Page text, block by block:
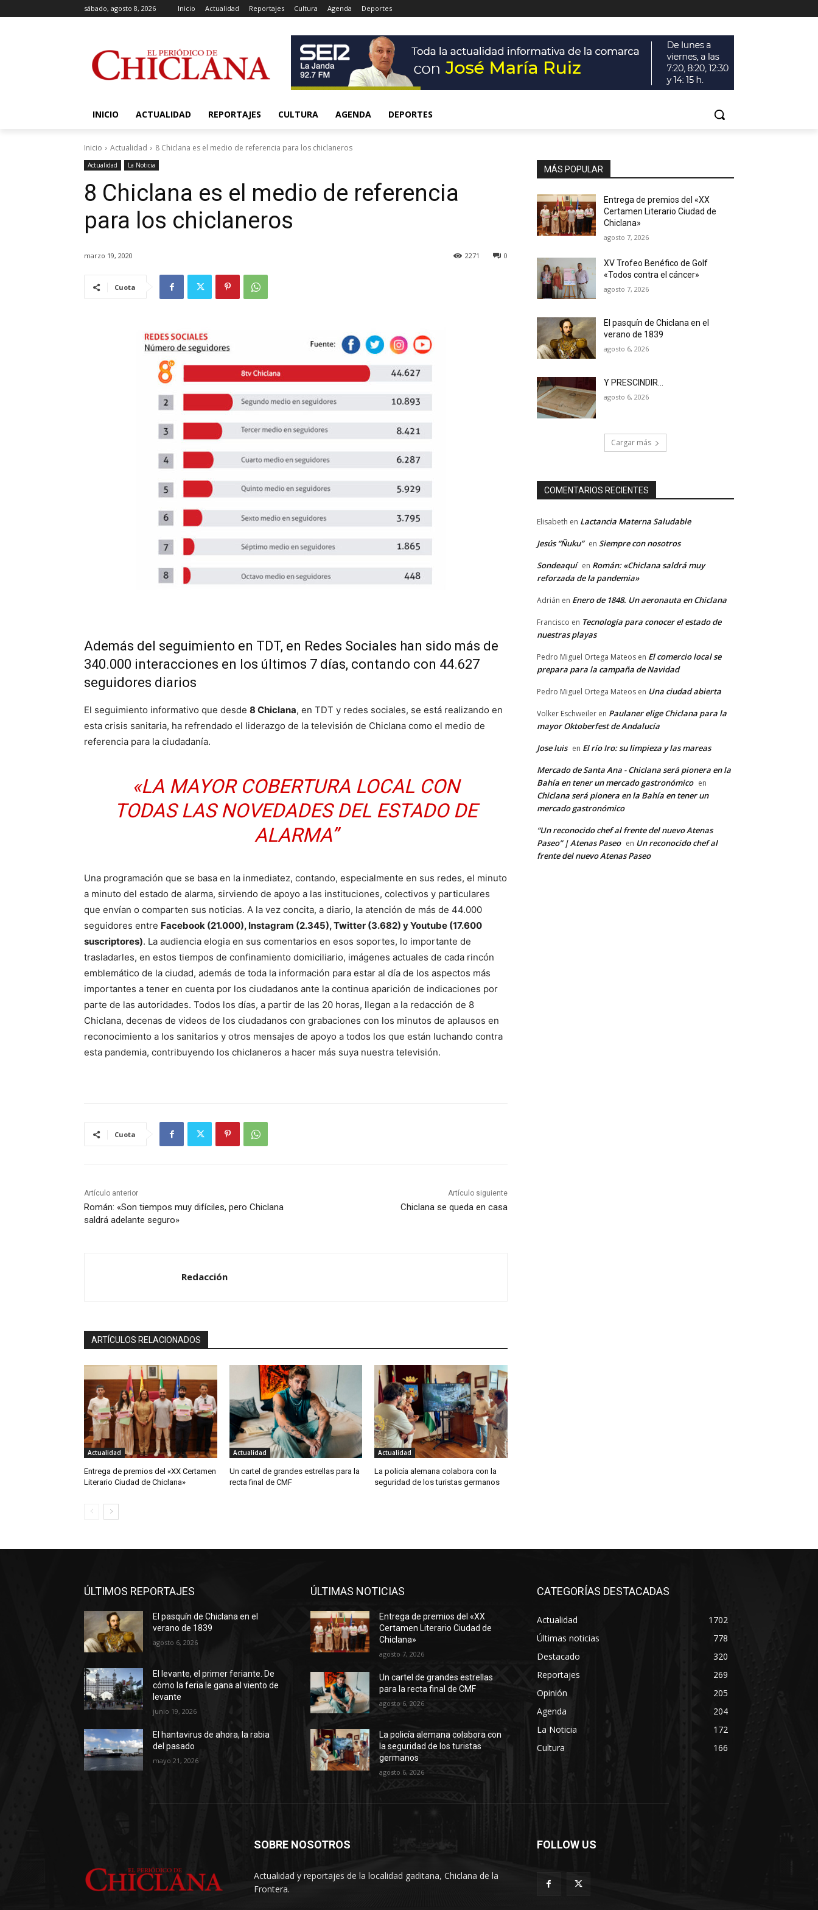
sábado, agosto 8, 2026 Inicio Actualidad Reportajes Cultura Agenda Deportes
INICIO ACTUALIDAD REPORTAJES CULTURA AGENDA DEPORTES
Inicio Actualidad 8 Chiclana es el medio de referencia para los chiclaneros
Actualidad La Noticia
8 Chiclana es el medio de referencia
para los chiclaneros
marzo 19, 2020 0
2271
Cuota
Además del seguimiento en TDT, en Redes Sociales han sido más de
340.000 interacciones en los últimos 7 días, contando con 44.627
seguidores diarios
El seguimiento informativo que desde 8 Chiclana, en TDT y redes sociales, se está realizando en
esta crisis sanitaria, ha refrendado el liderazgo de la televisión de Chiclana como el medio de
referencia para la ciudadanía.
«LA MAYOR COBERTURA LOCAL CON
TODAS LAS NOVEDADES DEL ESTADO DE
ALARMA”
Una programación que se basa en la inmediatez, contando, especialmente en sus redes, el minuto
a minuto del estado de alarma, sirviendo de apoyo a las instituciones, colectivos y particulares
que envían o comparten sus noticias. A la vez concita, a diario, la atención de más de 44.000
seguidores entre Facebook (21.000), Instagram (2.345), Twitter (3.682) y Youtube (17.600
suscriptores). La audiencia elogia en sus comentarios en esos soportes, lo importante de
trasladarles, en estos tiempos de confinamiento domiciliario, imágenes actuales de cada rincón
emblemático de la ciudad, además de toda la información para estar al día de los aspectos más
importantes a tener en cuenta por los ciudadanos ante la continua aparición de indicaciones por
parte de las autoridades. Todos los días, a partir de las 20 horas, llegan a la redacción de 8
Chiclana, decenas de videos de los ciudadanos con grabaciones con los minutos de aplausos en
reconocimiento a los sanitarios y otros mensajes de apoyo a todos los que están luchando contra
esta pandemia, contribuyendo los chiclaneros a hacer más suya nuestra televisión.
Cuota
Artículo anterior
Román: «Son tiempos muy difíciles, pero Chiclana
saldrá adelante seguro»
Artículo siguiente
Chiclana se queda en casa
Redacción
ARTÍCULOS RELACIONADOS
Actualidad
Entrega de premios del «XX Certamen
Literario Ciudad de Chiclana»
Actualidad
Un cartel de grandes estrellas para la
recta final de CMF
Actualidad
La policía alemana colabora con la
seguridad de los turistas germanos
MÁS POPULAR
Entrega de premios del «XX
Certamen Literario Ciudad de
Chiclana»
agosto 7, 2026
XV Trofeo Benéfico de Golf
«Todos contra el cáncer»
agosto 7, 2026
El pasquín de Chiclana en el
verano de 1839
agosto 6, 2026
Y PRESCINDIR…
agosto 6, 2026
Cargar más
COMENTARIOS RECIENTES
Elisabeth en Lactancia Materna Saludable
Jesús “Ñuku” en Siempre con nosotros
Sondeaquí en Román: «Chiclana saldrá muy
reforzada de la pandemia»
Adrián en Enero de 1848. Un aeronauta en Chiclana
Francisco en Tecnología para conocer el estado de
nuestras playas
Pedro Miguel Ortega Mateos en El comercio local se
prepara para la campaña de Navidad
Pedro Miguel Ortega Mateos en Una ciudad abierta
Volker Eschweiler en Paulaner elige Chiclana para la
mayor Oktoberfest de Andalucía
Jose luis en El río Iro: su limpieza y las mareas
Mercado de Santa Ana - Chiclana será pionera en la
Bahía en tener un mercado gastronómico en
Chiclana será pionera en la Bahía en tener un
mercado gastronómico
“Un reconocido chef al frente del nuevo Atenas
Paseo” | Atenas Paseo en Un reconocido chef al
frente del nuevo Atenas Paseo
ÚLTIMOS REPORTAJES
El pasquín de Chiclana en el
verano de 1839
agosto 6, 2026
El levante, el primer feriante. De
cómo la feria le gana al viento de
levante
junio 19, 2026
El hantavirus de ahora, la rabia
del pasado
mayo 21, 2026
ÚLTIMAS NOTICIAS
Entrega de premios del «XX
Certamen Literario Ciudad de
Chiclana»
agosto 7, 2026
Un cartel de grandes estrellas
para la recta final de CMF
agosto 6, 2026
La policía alemana colabora con
la seguridad de los turistas
germanos
agosto 6, 2026
CATEGORÍAS DESTACADAS
Actualidad
1702
Últimas noticias
778
Destacado
320
Reportajes
269
Opinión
205
Agenda
204
La Noticia
172
Cultura
166
SOBRE NOSOTROS
Actualidad y reportajes de la localidad gaditana, Chiclana de la
Frontera.
FOLLOW US